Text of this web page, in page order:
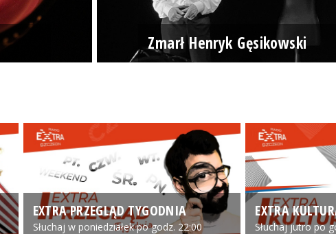
Zmarł Henryk Gęsikowski
EXTRA PRZEGLĄD TYGODNIA
Słuchaj w poniedziałek po godz. 22:00
EXTRA
Słuchaj jutro po